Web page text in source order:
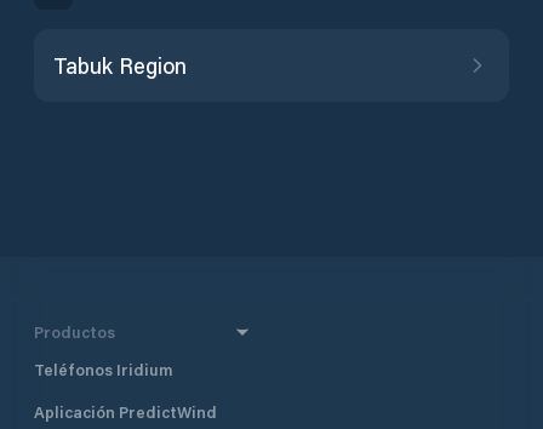
Tabuk Region
Productos
Teléfonos Iridium
Aplicación PredictWind